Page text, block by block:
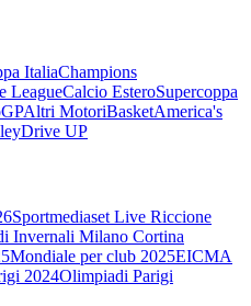
ItaliaChampions
LeagueCalcio EsteroSupercoppa
Altri MotoriBasketAmerica's
Drive UP
Sportmediaset Live Riccione
Invernali Milano Cortina
Mondiale per club 2025EICMA
2024Olimpiadi Parigi